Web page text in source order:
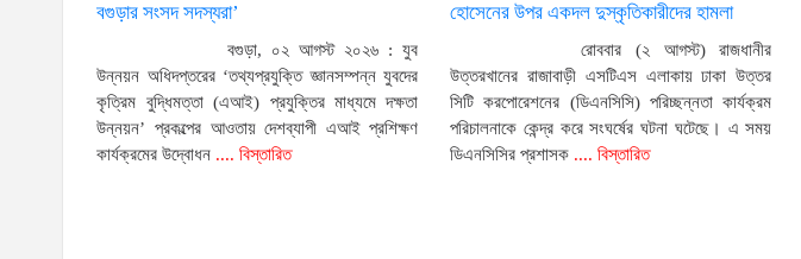
বগুড়ার সংসদ সদস্যরা’
বগুড়া, ০২ আগস্ট ২০২৬ : যুব
উন্নয়ন অধিদপ্তরের ‘তথ্যপ্রযুক্তি জ্ঞানসম্পন্ন যুবদের
কৃত্রিম বুদ্ধিমত্তা (এআই) প্রযুক্তির মাধ্যমে দক্ষতা
উন্নয়ন’ প্রকল্পের আওতায় দেশব্যাপী এআই প্রশিক্ষণ
কার্যক্রমের উদ্বোধন .... বিস্তারিত
হোসেনের উপর একদল দুস্কৃতিকারীদের হামলা
রোববার (২ আগস্ট) রাজধানীর
উত্তরখানের রাজাবাড়ী এসটিএস এলাকায় ঢাকা উত্তর
সিটি করপোরেশনের (ডিএনসিসি) পরিচ্ছন্নতা কার্যক্রম
পরিচালনাকে কেন্দ্র করে সংঘর্ষের ঘটনা ঘটেছে। এ সময়
ডিএনসিসির প্রশাসক .... বিস্তারিত